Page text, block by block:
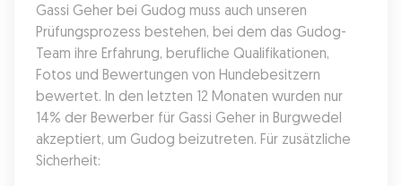
Gassi Geher bei Gudog muss auch unseren
Prüfungsprozess bestehen, bei dem das Gudog-
Team ihre Erfahrung, berufliche Qualifikationen,
Fotos und Bewertungen von Hundebesitzern
bewertet. In den letzten 12 Monaten wurden nur
14% der Bewerber für Gassi Geher in Burgwedel
akzeptiert, um Gudog beizutreten. Für zusätzliche
Sicherheit: